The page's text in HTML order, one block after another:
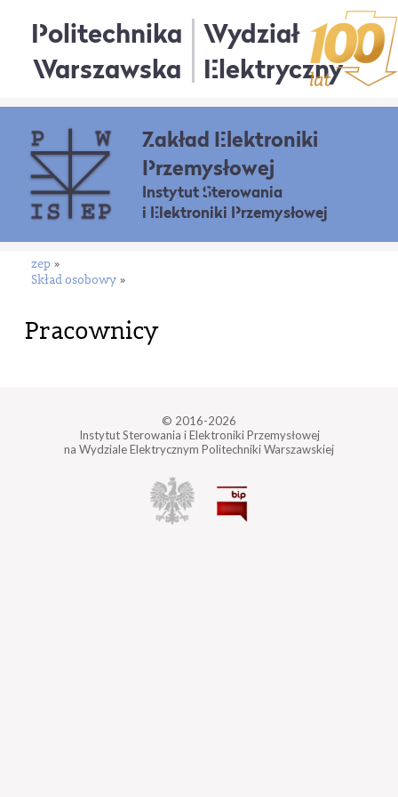
Politechnika
Warszawska
Wydział
Elektryczny
Zakład Elektroniki
Przemysłowej
Instytut Sterowania
i Elektroniki Przemysłowej
zep »
Skład osobowy »
Pracownicy
© 2016-2026
Instytut Sterowania i Elektroniki Przemysłowej
na Wydziale Elektrycznym Politechniki Warszawskiej